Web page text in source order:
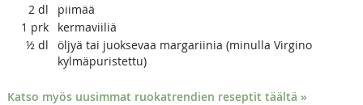
2 dl
piimää
1 prk
kermaviiliä
½ dl
öljyä tai juoksevaa margariinia (minulla Virgino
kylmäpuristettu)
Katso myös uusimmat ruokatrendien reseptit täältä »